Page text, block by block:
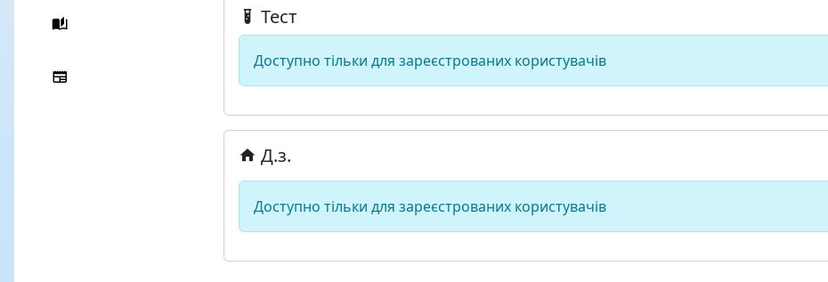
Тест
Доступно тільки для зареєстрованих користувачів
Д.з.
Доступно тільки для зареєстрованих користувачів